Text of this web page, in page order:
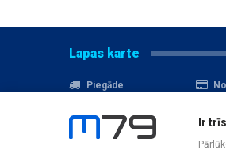
Lapas karte
Piegāde
Akcijas
Ir